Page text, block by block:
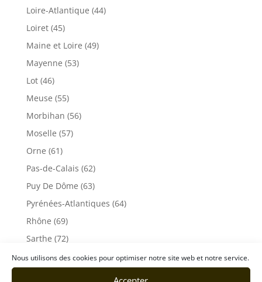
Nous utilisons des cookies pour optimiser notre site web et notre service.
Loire-Atlantique (44)
Loiret (45)
Maine et Loire (49)
Mayenne (53)
Lot (46)
Meuse (55)
Morbihan (56)
Moselle (57)
Orne (61)
Pas-de-Calais (62)
Puy De Dôme (63)
Pyrénées-Atlantiques (64)
Rhône (69)
Sarthe (72)
Savoie (73)